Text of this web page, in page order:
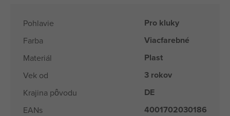
Pohlavie Pro kluky
Farba Viacfarebné
Materiál Plast
Vek od 3 rokov
Krajina pôvodu DE
EANs 4001702030186